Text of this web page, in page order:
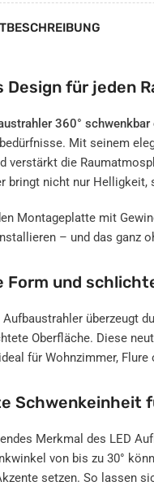
Design für jeden
360°
Mit seinem
verstärkt die
bringt nicht nur Helligkeit,
Montageplatte mit
– und das ganz
Form und
überzeugt
Oberfläche. Diese
für Wohnzimmer, Flure
Schwenkeinheit
Merkmal des LED
von bis zu 30°
setzen. So lassen